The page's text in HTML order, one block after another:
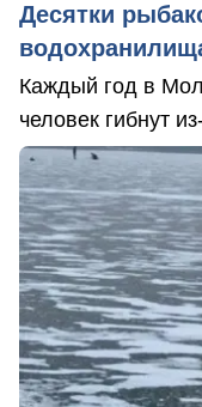
Десятки
Каждый год в
человек гибнут